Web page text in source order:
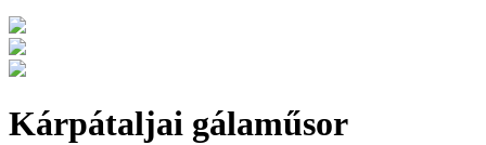
Kárpátaljai gálaműsor